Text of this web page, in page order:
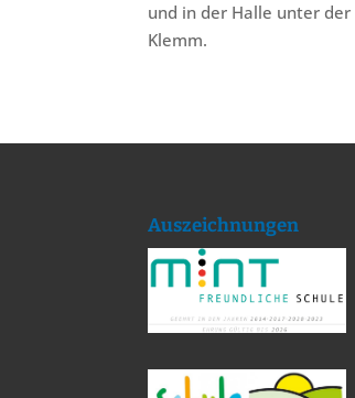
und in der Halle unter
Klemm.
Auszeichnungen